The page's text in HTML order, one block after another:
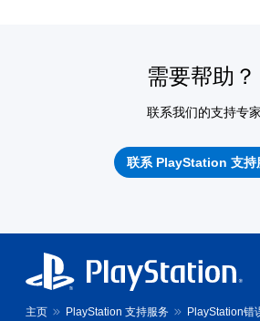
需要帮助？
联系我们的支持专家
联系 PlayStation 支持
主页 PlayStation 支持服务
PlayStation错